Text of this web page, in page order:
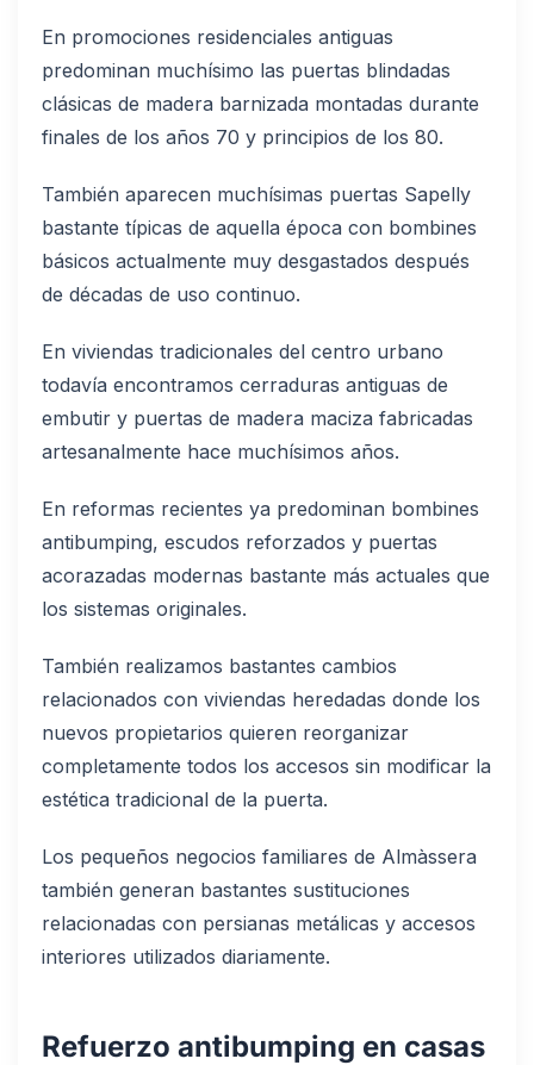
En promociones residenciales antiguas
predominan muchísimo las puertas blindadas
clásicas de madera barnizada montadas durante
finales de los años 70 y principios de los 80.
También aparecen muchísimas puertas Sapelly
bastante típicas de aquella época con bombines
básicos actualmente muy desgastados después
de décadas de uso continuo.
En viviendas tradicionales del centro urbano
todavía encontramos cerraduras antiguas de
embutir y puertas de madera maciza fabricadas
artesanalmente hace muchísimos años.
En reformas recientes ya predominan bombines
antibumping, escudos reforzados y puertas
acorazadas modernas bastante más actuales que
los sistemas originales.
También realizamos bastantes cambios
relacionados con viviendas heredadas donde los
nuevos propietarios quieren reorganizar
completamente todos los accesos sin modificar la
estética tradicional de la puerta.
Los pequeños negocios familiares de Almàssera
también generan bastantes sustituciones
relacionadas con persianas metálicas y accesos
interiores utilizados diariamente.
Refuerzo antibumping en casas